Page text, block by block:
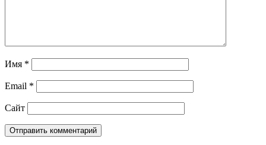
Имя *
Email *
Сайт